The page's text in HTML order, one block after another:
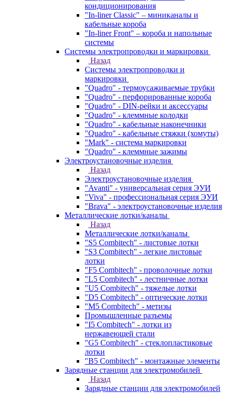
кондиционирования
"In-liner Classic" – миниканалы и
кабельные короба
"In-liner Front" – короба и напольные
системы
Системы электропроводки и маркировки
Назад
Системы электропроводки и
маркировки
"Quadro" - термоусаживаемые трубки
"Quadro" - перфорированные короба
"Quadro" - DIN-рейки и аксессуары
"Quadro" - клеммные колодки
"Quadro" - кабельные наконечники
"Quadro" - кабельные стяжки (хомуты)
"Mark" - система маркировки
"Quadro" - клеммные зажимы
Электроустановочные изделия
Назад
Электроустановочные изделия
"Avanti" - универсальная серия ЭУИ
"Viva" - профессиональная серия ЭУИ
"Brava" - электроустановочные изделия
Металлические лотки/каналы
Назад
Металлические лотки/каналы
"S5 Combitech" - листовые лотки
"S3 Combitech" - легкие листовые
лотки
"F5 Combitech" - проволочные лотки
"L5 Combitech" - лестничные лотки
"U5 Combitech" - тяжелые лотки
"D5 Combitech" - оптические лотки
"M5 Combitech" - метизы
Промышленные разъемы
"I5 Combitech" - лотки из
нержавеющей стали
"G5 Combitech" - стеклопластиковые
лотки
"B5 Combitech" - монтажные элементы
Зарядные станции для электромобилей
Назад
Зарядные станции для электромобилей